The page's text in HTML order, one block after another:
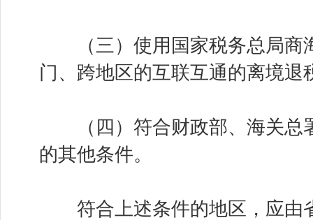
（三）使用国家税务总局商
门、跨地区的互联互通的离境退
（四）符合财政部、海关总
的其他条件。
符合上述条件的地区，应由